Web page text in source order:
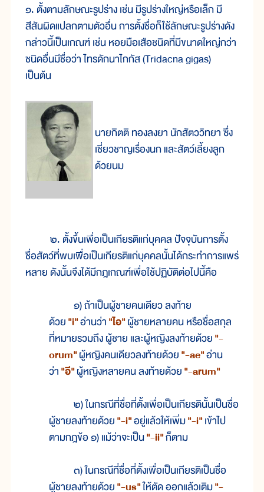
๑. ตั้งตามลักษณะรูปร่าง เช่น มีรูปร่างใหญ่หรือเล็ก มี
สีสันผิดแปลกตามตัวอื่น การตั้งชื่อก็ใช้ลักษณะรูปร่างดัง
กล่าวนี้เป็นเกณฑ์ เช่น หอยมือเสือชนิดที่มีขนาดใหญ่กว่า
ชนิดอื่นมีชื่อว่า ไทรดักนาไกกัส (Tridacna gigas)
เป็นต้น
นายกิตติ ทองลงยา นักสัตววิทยา ซึ่ง
เชี่ยวชาญเรื่องนก และสัตว์เลี้ยงลูก
ด้วยนม
๒. ตั้งขึ้นเพื่อเป็นเกียรติแก่บุคคล ปัจจุบันการตั้ง
ชื่อสัตว์ที่พบเพื่อเป็นเกียรติแก่บุคคลนั้นได้กระทำการแพร่
หลาย ดังนั้นจึงได้มีกฎเกณฑ์เพื่อใช้ปฏิบัติต่อไปนี้คือ
๑) ถ้าเป็นผู้ชายคนเดียว ลงท้าย
ด้วย"i"อ่านว่า"ไอ"ผู้ชายหลายคน หรือชื่อสกุล
ที่หมายรวมถึง ผู้ชาย และผู้หญิงลงท้ายด้วย"-
orum"ผู้หญิงคนเดียวลงท้ายด้วย"-ae"อ่าน
ว่า"อี"ผู้หญิงหลายคน ลงท้ายด้วย"-arum"
๒) ในกรณีที่ชื่อที่ตั้งเพื่อเป็นเกียรตินั้นเป็นชื่อ
ผู้ชายลงท้ายด้วย"-i"อยู่แล้วให้เพิ่ม"-i"เข้าไป
ตามกฎข้อ ๑) แม้ว่าจะเป็น"-ii"ก็ตาม
๓) ในกรณีที่ชื่อที่ตั้งเพื่อเป็นเกียรติเป็นชื่อ
ผู้ชายลงท้ายด้วย"-us"ให้ตัด ออกแล้วเติม"-